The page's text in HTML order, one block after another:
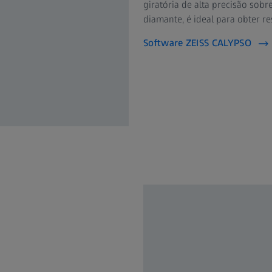
giratória de alta precisão
diamante, é ideal para obter
Software ZEISS CALYPSO